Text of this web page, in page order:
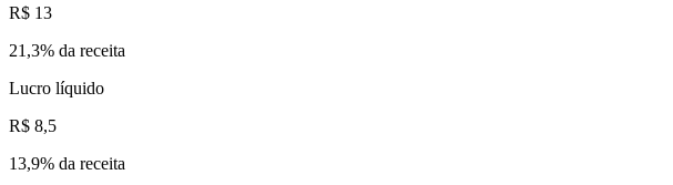
R$ 13
21,3% da receita
Lucro líquido
R$ 8,5
13,9% da receita